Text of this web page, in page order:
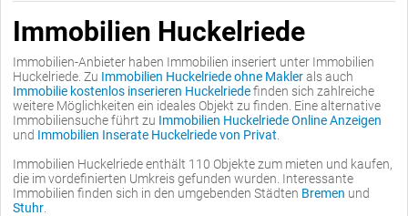
Immobilien Huckelriede
Immobilien-Anbieter haben Immobilien inseriert unter Immobilien
Huckelriede. Zu Immobilien Huckelriede ohne Maklerals auch
Immobilie kostenlos inserieren Huckelriedefinden sich zahlreiche
weitere Möglichkeiten ein ideales Objekt zu finden. Eine alternative
Immobiliensuche führt zu Immobilien Huckelriede Online Anzeigen
und Immobilien Inserate Huckelriede von Privat
Immobilien Huckelriede enthält 110 Objekte zum mieten und kaufen,
die im vordefinierten Umkreis gefunden wurden. Interessante
Immobilien finden sich in den umgebenden Städten Bremen und
Stuhr